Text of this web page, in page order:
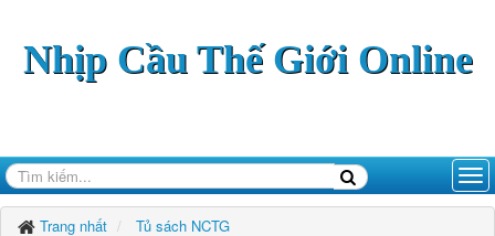
Nhịp Cầu Thế Giới Online
Trang nhất Tủ sách NCTG